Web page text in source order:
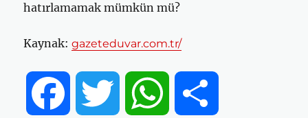
hatırlamamak mümkün mü?
Kaynak:gazeteduvar.com.tr/